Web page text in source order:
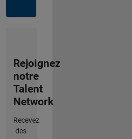
Rejoignez
notre
Talent
Network
Recevez
des